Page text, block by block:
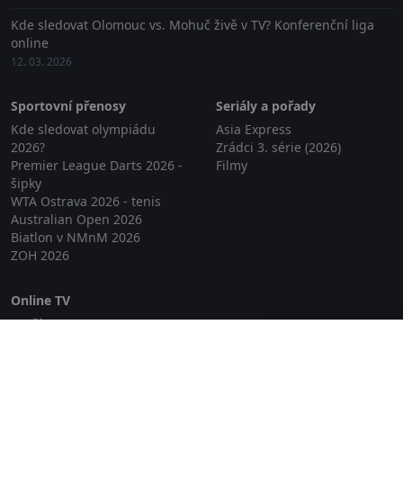
Kde sledovat Olomouc vs. Mohuč živě v TV? Konferenční liga
online
12. 03. 2026
Sportovní přenosy
Kde sledovat olympiádu
2026?
Premier League Darts 2026 -
šipky
WTA Ostrava 2026 - tenis
Australian Open 2026
Biatlon v NMnM 2026
ZOH 2026
Seriály a pořady
Asia Express
Zrádci 3. série (2026)
Filmy
Online TV
Lepší.TV